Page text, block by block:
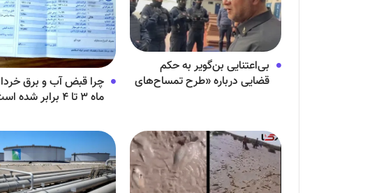
بی‌اعتنایی بن‌گویر به حکم
قضایی درباره «طرح تمساح‌های
چرا قبض آب و برق
ماه ۳ تا ۴ برابر شده است؟